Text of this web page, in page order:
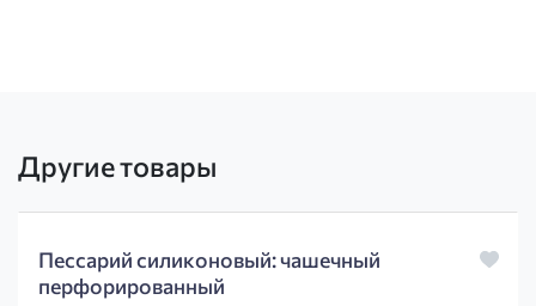
Другие товары
Пессарий силиконовый: чашечный
перфорированный